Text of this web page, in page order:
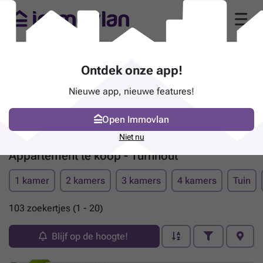
Appartement te koop - Turnhout
1 kamer 2 kamers 3 kamers 4 kamers Tuin
103 zoekertjes (1 - 20)
Blijf op de hoogte!
Ontdek onze app!
Nieuwe app, nieuwe features!
Open Immovlan
Niet nu